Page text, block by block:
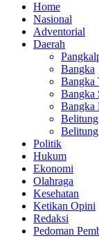
Home
Nasional
Adventorial
Daerah
Bangka
Bangka
Bangka
Bangka
Belitung
Politik
Hukum
Ekonomi
Olahraga
Kesehatan
Ketikan Opini
Redaksi
Pedoman